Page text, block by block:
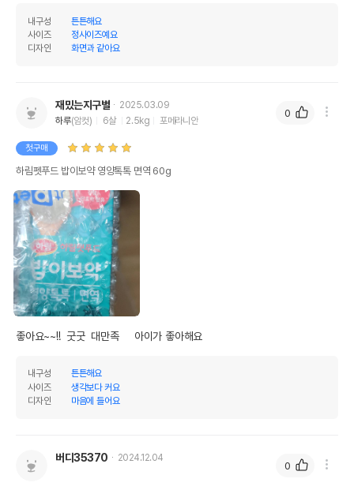
내구성
튼튼해요
사이즈
정사이즈예요
디자인
화면과 같아요
재밌는지구별
2025.03.09
하루(암컷) 6살 2.5kg 포메라니안
첫구매
하림펫푸드 밥이보약 영양톡톡 면역 60g
좋아요~~!!  굿굿  대만족     아이가 좋아해요
내구성
튼튼해요
사이즈
생각보다 커요
디자인
마음에 들어요
0
버디35370 2024.12.04
0